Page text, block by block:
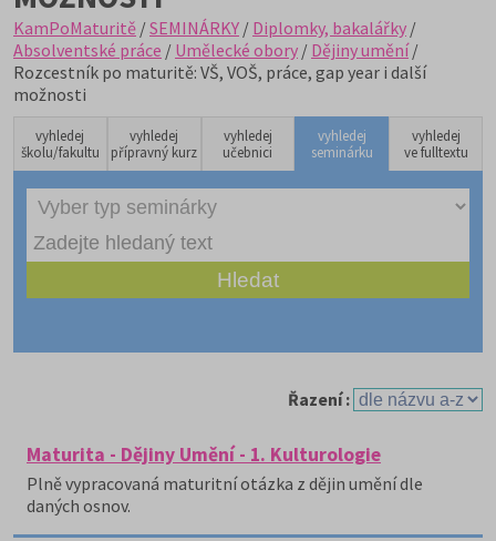
KamPoMaturitě /SEMINÁRKY / Diplomky, bakalářky /
Absolventské práce / Umělecké obory / Dějiny umění/
Rozcestník po maturitě: VŠ, VOŠ, práce, gap year i další
možnosti
vyhledej
školu/fakultu
vyhledej
přípravný kurz
vyhledej
učebnici
vyhledej
seminárku
vyhledej
ve fulltextu
Řazení :
Maturita - Dějiny Umění - 1. Kulturologie
Plně vypracovaná maturitní otázka z dějin umění dle
daných osnov.